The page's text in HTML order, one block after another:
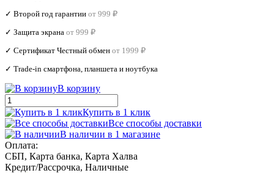
✓ Второй год гарантии от 999 ₽
✓ Защита экрана от 999 ₽
✓ Сертификат Честный обмен от 1999 ₽
✓ Trade‑in смартфона, планшета и ноутбука
В корзину
Купить в 1 клик
Все способы доставки
В наличии в 1 магазине
Оплата:
СБП, Карта банка, Карта Халва
Кредит/Рассрочка, Наличные